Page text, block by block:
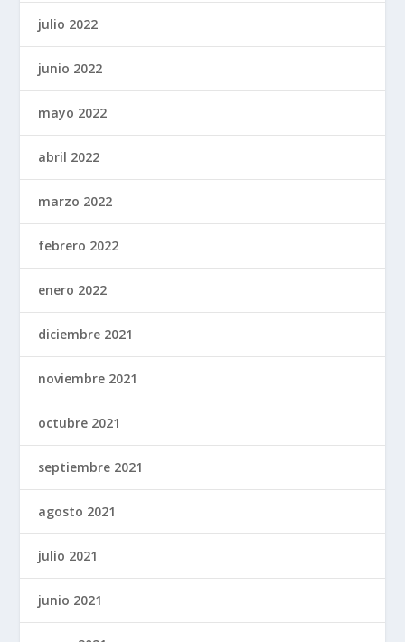
julio 2022
junio 2022
mayo 2022
abril 2022
marzo 2022
febrero 2022
enero 2022
diciembre 2021
noviembre 2021
octubre 2021
septiembre 2021
agosto 2021
julio 2021
junio 2021